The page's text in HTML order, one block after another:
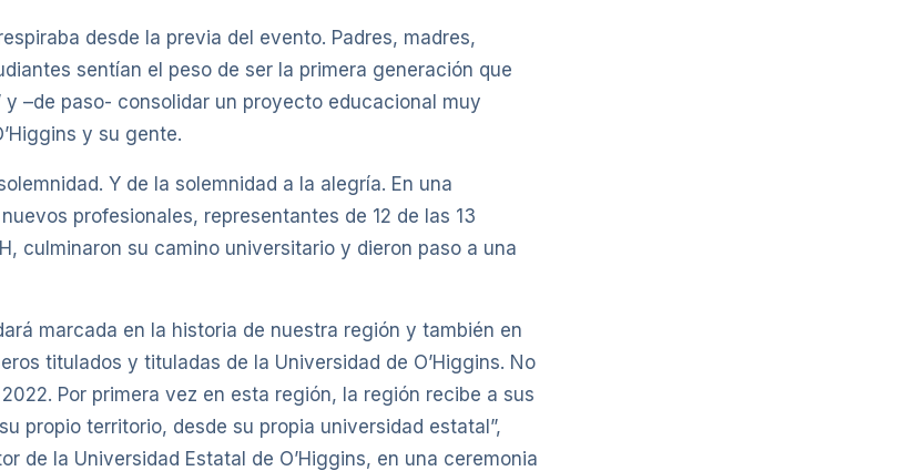
desde la previa del evento. Padres, madres,
sentían el peso de ser la primera generación que
y –de paso- consolidar un proyecto educacional muy
y su gente.
Y de la solemnidad a la alegría. En una
profesionales, representantes de 12 de las 13
culminaron su camino universitario y dieron paso a una
marcada en la historia de nuestra región y también en
titulados y tituladas de la Universidad de O’Higgins. No
Por primera vez en esta región, la región recibe a sus
propio territorio, desde su propia universidad estatal”,
de la Universidad Estatal de O’Higgins, en una ceremonia